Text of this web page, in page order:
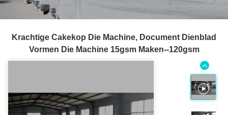
Krachtige Cakekop Die Machine, Document Dienblad
Vormen Die Machine 15gsm Maken--120gsm